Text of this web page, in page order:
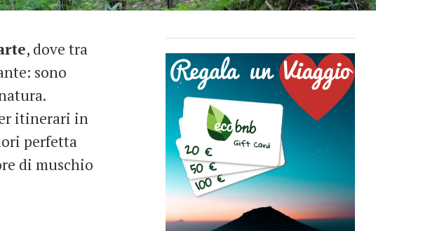
, dove tra
sono
itinerari in
perfetta
di muschio